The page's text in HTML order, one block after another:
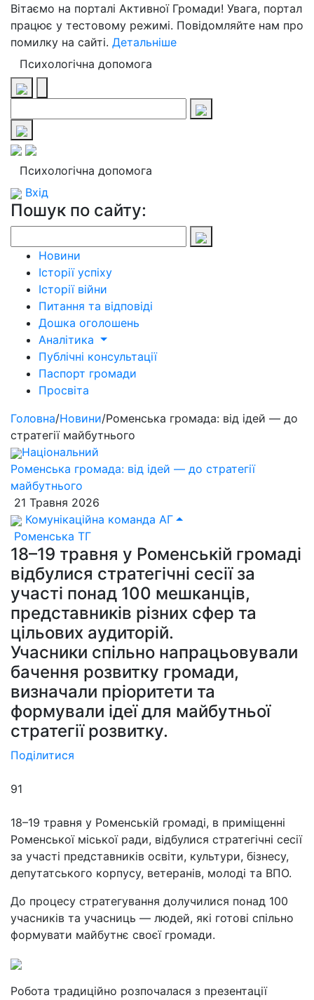
Вітаємо на порталі Активної Громади! Увага, портал
працює у тестовому режимі. Повідомляйте нам про
помилку на сайті. Детальніше
Психологічна допомога
Психологічна допомога
Вхід
Пошук по сайту:
Новини
Історії успіху
Історії війни
Питання та відповіді
Дошка оголошень
Аналітика
Публічні консультації
Паспорт громади
Просвіта
Головна/Новини/Роменська громада: від ідей — до
стратегії майбутнього
Національний
Роменська громада: від ідей — до стратегії
майбутнього
21 Травня 2026
Комунікаційна команда АГ
Роменська ТГ
18–19 травня у Роменській громаді
відбулися стратегічні сесії за
участі понад 100 мешканців,
представників різних сфер та
цільових аудиторій.
Учасники спільно напрацьовували
бачення розвитку громади,
визначали пріоритети та
формували ідеї для майбутньої
стратегії розвитку.
Поділитися
91
18–19 травня у Роменській громаді, в приміщенні
Роменської міської ради, відбулися стратегічні сесії
за участі представників освіти, культури, бізнесу,
депутатського корпусу, ветеранів, молоді та ВПО.
До процесу стратегування долучилися понад 100
учасників та учасниць — людей, які готові спільно
формувати майбутнє своєї громади.
Робота традиційно розпочалася з презентації